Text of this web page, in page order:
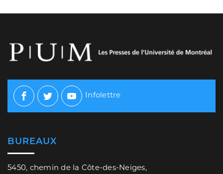
Facebook
TwitterYoutube
Infolettre
BUREAUX
5450, chemin de la Côte-des-Neiges,